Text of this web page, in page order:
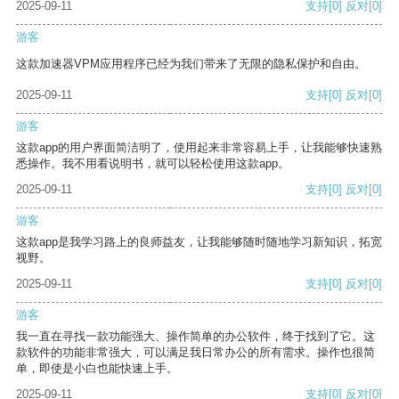
2025-09-11 支持[0] 反对[0]
游客
这款加速器VPM应用程序已经为我们带来了无限的隐私保护和自由。
2025-09-11 支持[0] 反对[0]
游客
这款app的用户界面简洁明了，使用起来非常容易上手，让我能够快速熟
悉操作。我不用看说明书，就可以轻松使用这款app。
2025-09-11
支持[0] 反对[0]
游客
这款app是我学习路上的良师益友，让我能够随时随地学习新知识，拓宽
视野。
2025-09-11
支持[0] 反对[0]
游客
我一直在寻找一款功能强大、操作简单的办公软件，终于找到了它。这
款软件的功能非常强大，可以满足我日常办公的所有需求。操作也很简
单，即使是小白也能快速上手。
2025-09-11
支持[0] 反对[0]